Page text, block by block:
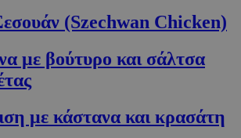
(Szechwan Chicken)
με βούτυρο και σάλτσα
με κάστανα και κρασάτη